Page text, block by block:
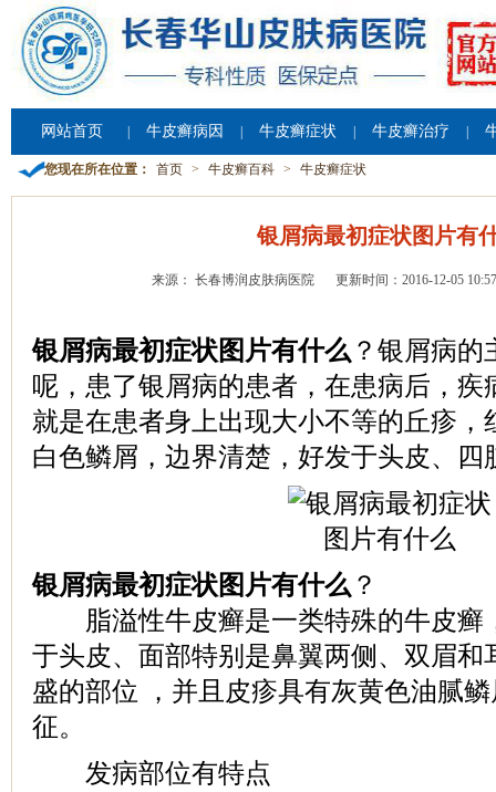
网站首页 牛皮癣病因 牛皮癣症状 牛皮癣治疗
您现在所在位置： 首页 > 牛皮癣百科 > 牛皮癣症状
银屑病最初症状图片有
来源： 长春博润皮肤病医院 更新时间：2016-12-05
银屑病最初症状图片有什么 ？银屑病
呢，患了银屑病的患者，在患病后，疾
就是在患者身上出现大小不等的丘疹，
白色鳞屑，边界清楚，好发于头皮、四
银屑病最初症状图片有什么 ？
脂溢性牛皮癣是一类特殊的牛皮癣
于头皮、面部特别是鼻翼两侧、双眉和
盛的部位 ，并且皮疹具有灰黄色油腻
征。
发病部位有特点